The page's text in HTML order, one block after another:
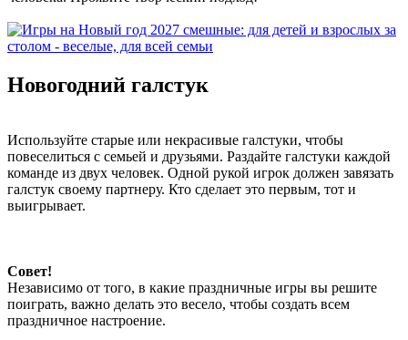
Новогодний галстук
Используйте старые или некрасивые галстуки, чтобы
повеселиться с семьей и друзьями. Раздайте галстуки каждой
команде из двух человек. Одной рукой игрок должен завязать
галстук своему партнеру. Кто сделает это первым, тот и
выигрывает.
Совет!
Независимо от того, в какие праздничные игры вы решите
поиграть, важно делать это весело, чтобы создать всем
праздничное настроение.